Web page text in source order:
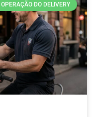
OPERAÇÃO DO DELIVERY